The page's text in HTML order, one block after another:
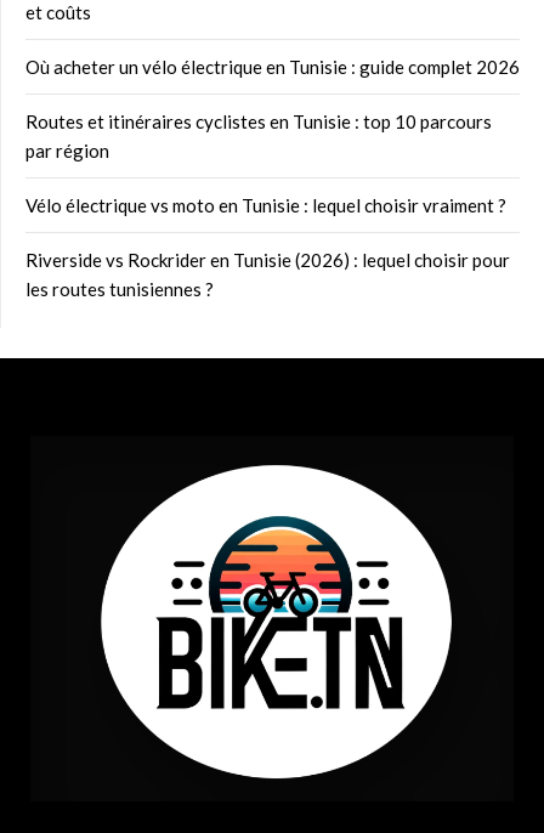
et coûts
Où acheter un vélo électrique en Tunisie : guide complet 2026
Routes et itinéraires cyclistes en Tunisie : top 10 parcours
par région
Vélo électrique vs moto en Tunisie : lequel choisir vraiment ?
Riverside vs Rockrider en Tunisie (2026) : lequel choisir pour
les routes tunisiennes ?